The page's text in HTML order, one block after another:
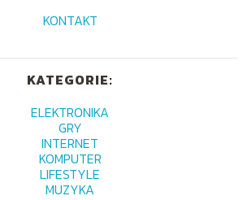
KONTAKT
KATEGORIE:
ELEKTRONIKA
GRY
INTERNET
KOMPUTER
LIFESTYLE
MUZYKA